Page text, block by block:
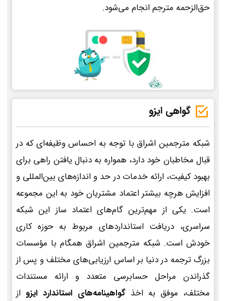
حق‌الزحمه مترجم انجام می‌شود.
گواهی ایزو
شبکه مترجمین اشراق با توجه به احساس وظیفه‌ای که در
قبال مخاطبان خود دارد، همواره به دنبال یافتن راهی برای
بهبود کیفیت، ارائه خدمات در حد و اندازه‌های بین‌المللی و
افزایش هرچه بیشتر اعتماد مشتریان خود به این مجموعه
است. یکی از مهم‌ترین گام‌های اعتماد ساز این شبکه
سراسری، دریافت استانداردهای مربوط به حوزه کاری
خودش است. شبکه مترجمین اشراق همگام با مؤسسات
بزرگ ترجمه در دنیا بر اساس ارزیابی‌های مختلف و پس از
گذراندن مراحل حسابرسی متعدد و ارائه مستندات
مختلف، موفق به اخذ گواهینامه‌های استاندارد ایزو از